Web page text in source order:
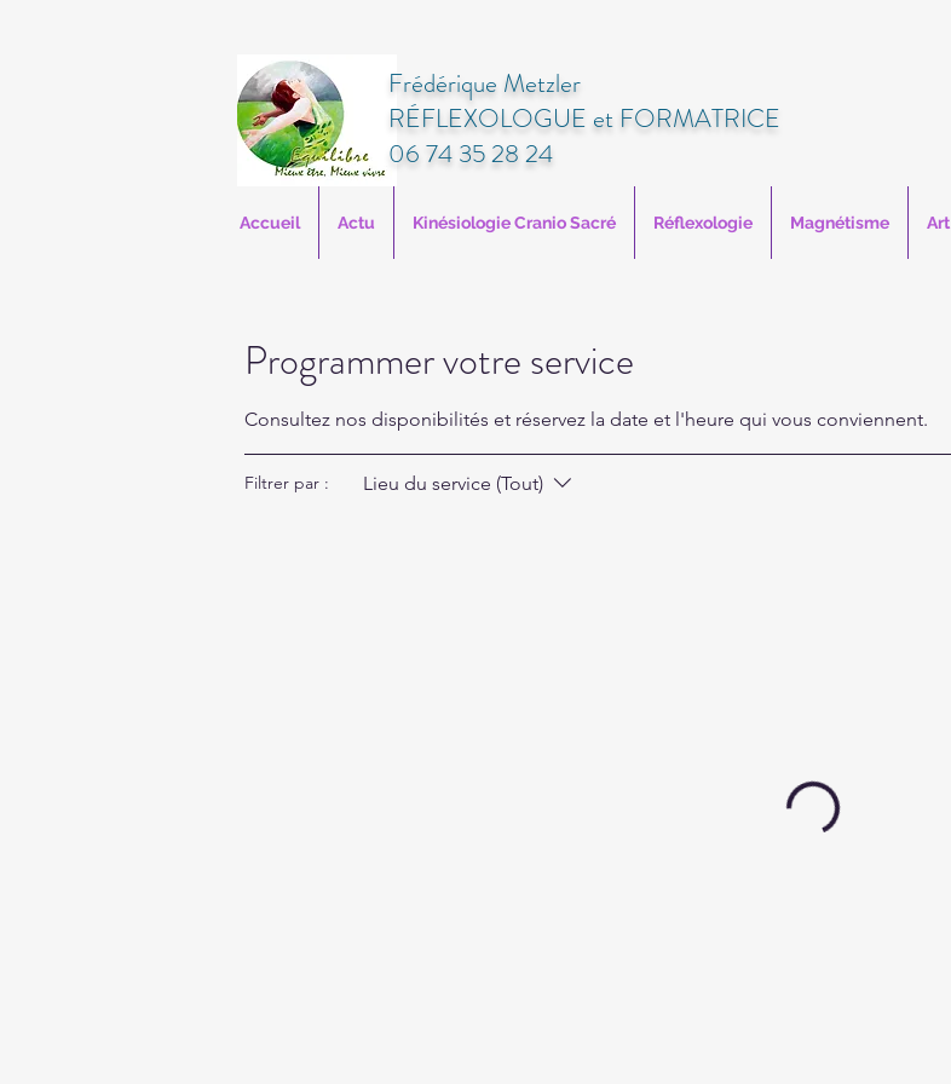
Frédérique Metzler
RÉFLEXOLOGUE et FORMATRICE
06 74 35 28 24
Accueil Actu Kinésiologie Cranio Sacré Réflexologie Magnétisme Art
Programmer votre service
Consultez nos disponibilités et réservez la date et l'heure qui vous conviennent.
Filtrer par : Lieu du service (Tout)